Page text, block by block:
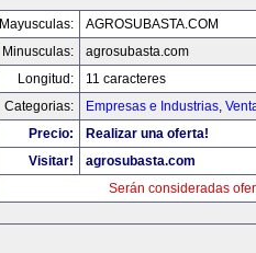
Mayusculas:
AGROSUBASTA.COM
Minusculas:
agrosubasta.com
Longitud:
11 caracteres
Categorias:
Empresas e Industrias,
Precio:
Realizar una oferta!
Visitar!
agrosubasta.com
Serán consideradas